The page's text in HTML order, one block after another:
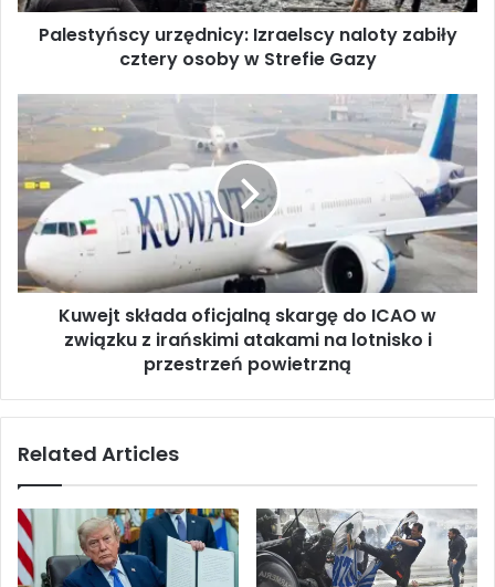
s
z
d
n
i
y
:
e
s
n
a
l
Palestyńscy urzędnicy: Izraelscy naloty zabiły
cztery osoby w Strefie Gazy
u
e
t
k
ł
c
l
n
ą
Kuwejt składa oficjalną skargę do ICAO w
związku z irańskimi atakami na lotnisko i
przestrzeń powietrzną
Related Articles